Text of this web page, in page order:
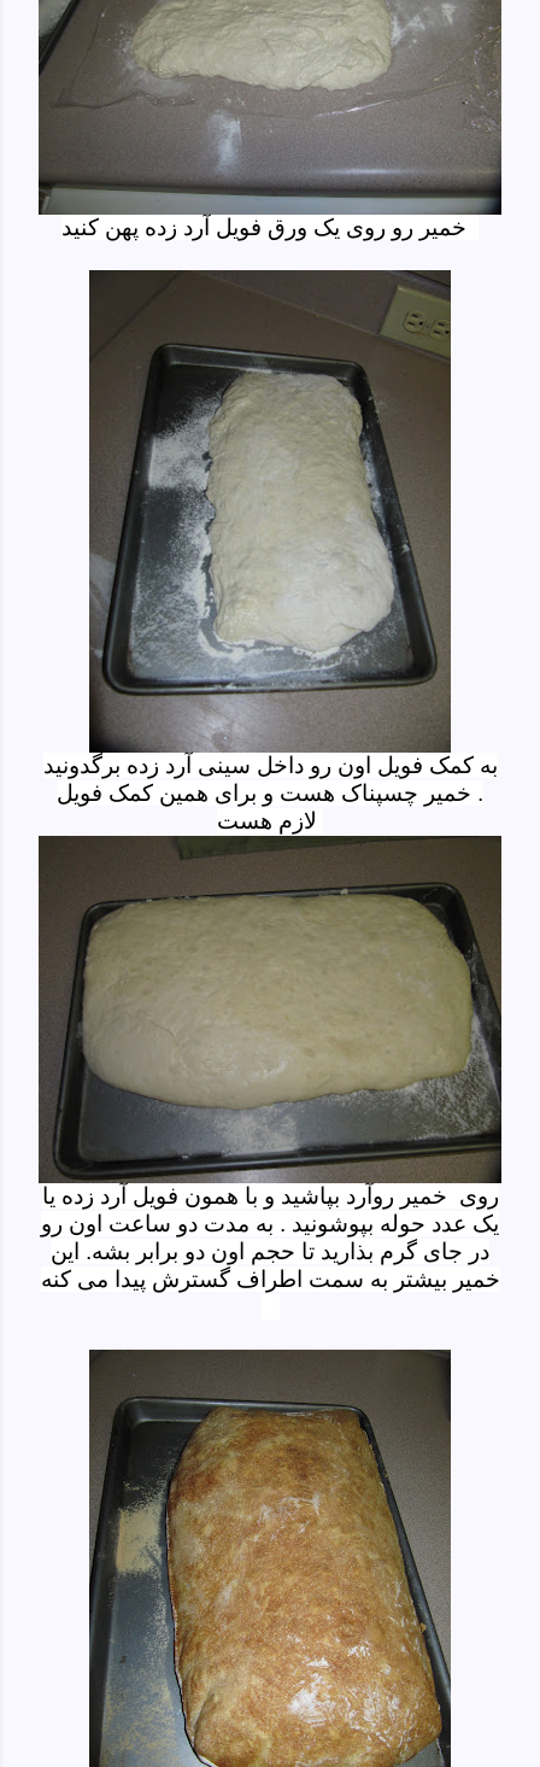
به کمک فویل اون رو داخل سینی آرد زده برگدونید
. خمیر چسپناک هست و برای همین کمک فویل
روی خمیر روآرد بپاشید و با همون فویل آرد زده یا
یک عدد حوله بپوشونید . به مدت دو ساعت اون رو
در جای گرم بذارید تا حجم اون دو برابر بشه. این
خمیر بیشتر به سمت اطراف گسترش پیدا می کنه